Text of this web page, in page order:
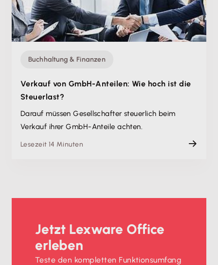
Buchhaltung & Finanzen
Verkauf von GmbH-Anteilen: Wie hoch ist die
Steuerlast?
Darauf müssen Gesellschafter steuerlich beim
Verkauf ihrer GmbH-Anteile achten.
Lesezeit 14 Minuten
Jetzt Lexware Office
erleben
Teste den kompletten Funktionsumfang